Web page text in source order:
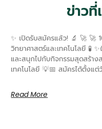
ข่าว
✨ เปิดรับสมัครแล้ว! 🔬 🚀 🚀
วิทยาศาสตร์และเทคโนโลยี 🧪
และสนุกไปกับกิจกรรมสุดสร้าง
เทคโนโลยี 💡📅 สมัครได้ตั้งแ
Read More